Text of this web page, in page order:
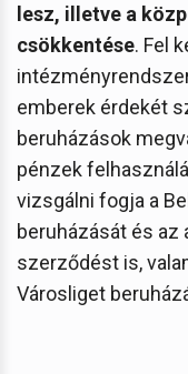
lesz, illetve a
csökkentése. Fel
emberek érdekét
beruházások
pénzek
vizsgálni fogja a
beruházását és
szerződést is,
Városliget